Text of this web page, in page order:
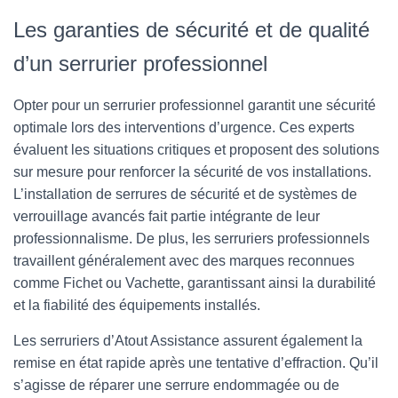
Les garanties de sécurité et de qualité
d’un serrurier professionnel
Opter pour un serrurier professionnel garantit une sécurité
optimale lors des interventions d’urgence. Ces experts
évaluent les situations critiques et proposent des solutions
sur mesure pour renforcer la sécurité de vos installations.
L’installation de serrures de sécurité et de systèmes de
verrouillage avancés fait partie intégrante de leur
professionnalisme. De plus, les serruriers professionnels
travaillent généralement avec des marques reconnues
comme Fichet ou Vachette, garantissant ainsi la durabilité
et la fiabilité des équipements installés.
Les serruriers d’Atout Assistance assurent également la
remise en état rapide après une tentative d’effraction. Qu’il
s’agisse de réparer une serrure endommagée ou de